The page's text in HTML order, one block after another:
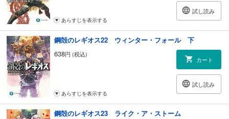
試し読み
あらすじを表示する
鋼殻のレギオス22 ウィンター・フォール 下
638円 (税込)
カート
試し読み
あらすじを表示する
鋼殻のレギオス23 ライク・ア・ストーム